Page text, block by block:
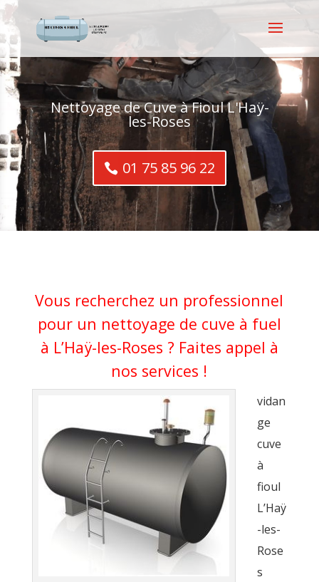
Nettoyage de Cuve à Fioul L'Haÿ-
les-Roses
01 75 85 96 22
Vous recherchez un professionnel
pour un nettoyage de cuve à fuel
à L’Haÿ-les-Roses ? Faites appel à
nos services !
vidan
ge
cuve
à
fioul
L’Haÿ
-les-
Rose
s